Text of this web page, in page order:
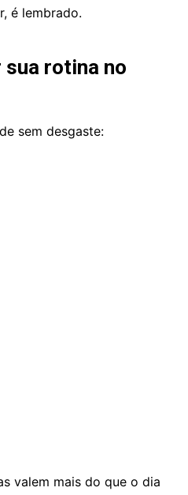
é lembrado.
sua rotina no
sem desgaste:
valem mais do que o dia